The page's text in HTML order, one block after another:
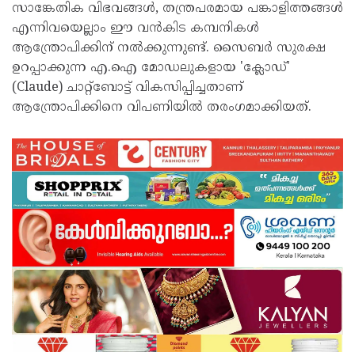
സാങ്കേതിക വിഭവങ്ങൾ, തന്ത്രപരമായ പങ്കാളിത്തങ്ങൾ
എന്നിവയെല്ലാം ഈ വൻകിട കമ്പനികൾ
ആന്ത്രോപിക്കിന് നൽക്കുന്നുണ്ട്. സൈബർ സുരക്ഷ
ഉറപ്പാക്കുന്ന എ.ഐ മോഡലുകളായ 'ക്ലോഡ്'
(Claude) ചാറ്റ്‌ബോട്ട് വികസിപ്പിച്ചതാണ്
ആന്ത്രോപിക്കിനെ വിപണിയിൽ തരംഗമാക്കിയത്.